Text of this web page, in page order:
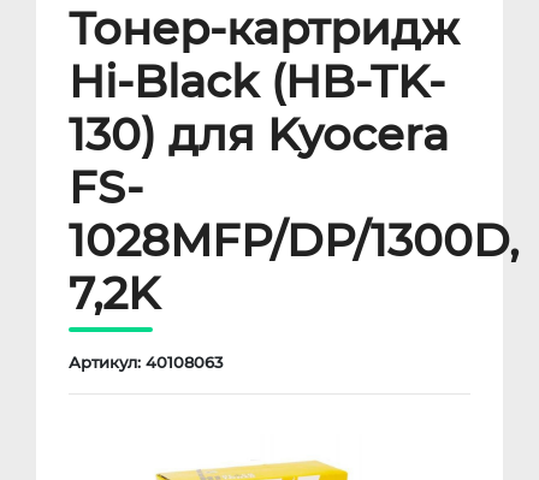
Тонер-картридж
Hi-Black (HB-TK-
130) для Kyocera
FS-
1028MFP/DP/1300D,
7,2K
Артикул: 40108063